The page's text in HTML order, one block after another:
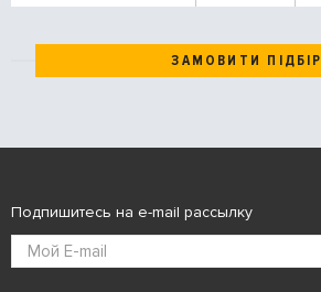
ЗАМОВИТИ ПІДБІР
Подпишитесь на e-mail рассылку